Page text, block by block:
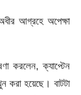
আগ্রহে অপেক্ষা
করলেন, ক্যাপ্টেন
করা হয়েছে। বাটটা